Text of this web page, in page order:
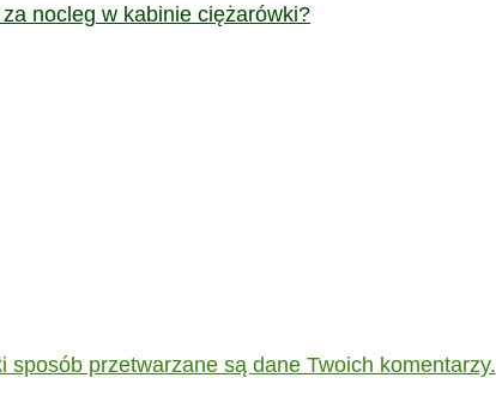
nocleg w kabinie ciężarówki?
sposób przetwarzane są dane Twoich komentarzy.